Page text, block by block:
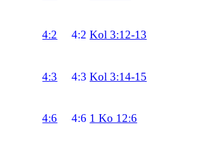
4:2 4:2Kol 3:12-13
4:3 4:3Kol 3:14-15
4:6 4:6 1 Ko 12:6